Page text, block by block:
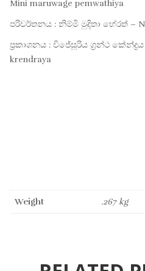
Mini maruwage pemwathiya
පරිවර්තනය : නිම්මි මුදිතා හේරත් –
ප්‍රකාශනය : විජේසූරිය ග්‍රන්ථ
krendraya
Weight .267 kg